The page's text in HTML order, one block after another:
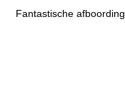
Fantastische afboording